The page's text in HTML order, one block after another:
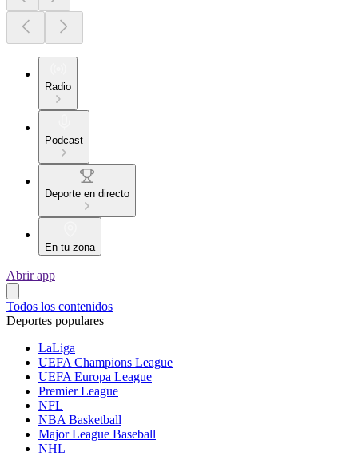
Radio
Podcast
Deporte en directo
En tu zona
Abrir app
Todos los contenidos
Deportes populares
LaLiga
UEFA Champions League
UEFA Europa League
Premier League
NFL
NBA Basketball
Major League Baseball
NHL